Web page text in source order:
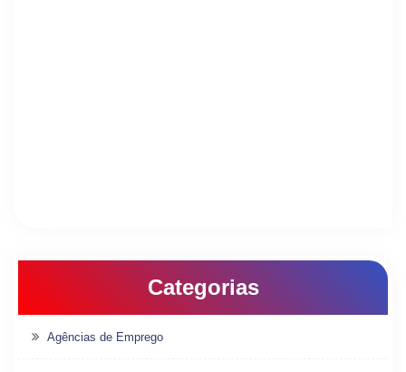
Categorias
Agências de Emprego